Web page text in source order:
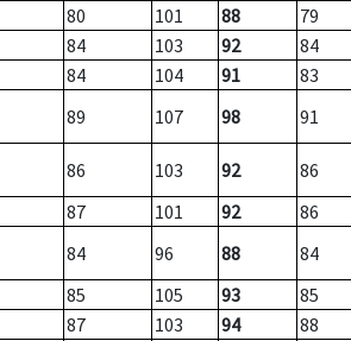
80 101 88
79
84 103 92
84
84 104 91
83
89 107 98 91
86 103 92
86
87 101 92
86
84 96 88
84
85 105 93
85
87 103 94
88